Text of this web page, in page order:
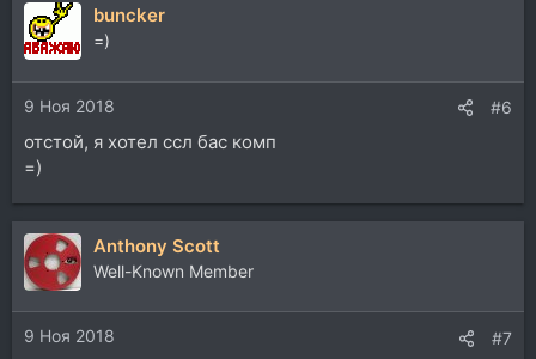
buncker
=)
9 Ноя 2018 #6
отстой, я хотел ссл бас комп
=)
Anthony Scott
Well-Known Member
9 Ноя 2018 #7